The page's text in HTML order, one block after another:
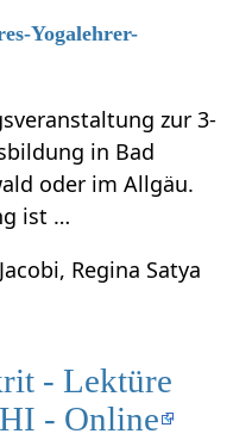
Yogalehrer-
zur 3-
in Bad
oder im Allgäu.
ist …
Regina Satya
- Lektüre
- Online